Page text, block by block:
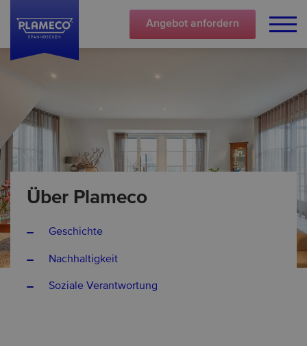
Angebot anfordern
Über Plameco
Geschichte
Nachhaltigkeit
Soziale Verantwortung